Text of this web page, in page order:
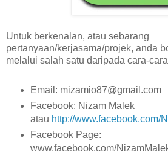
Untuk berkenalan, atau sebarang
pertanyaan/kerjasama/projek, anda
melalui salah satu daripada cara-
Email: mizamio87@gmail.com
Facebook: Nizam Malek
atau http://www.facebook.com/
Facebook Page:
www.facebook.com/